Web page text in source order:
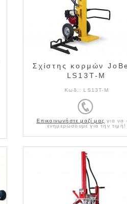
Σχίστης κορμών
LS13T-M
Κωδ.: LS13T-M
Επικοινωνήστε μαζί μας για να
ενημερώσουμε για την τιμή!